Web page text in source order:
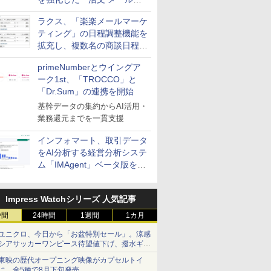
送信防止アドインサービス」
を提供
ラクス、「楽楽メールマーケ
ティング」の日程調整機能を
拡充し、複数名の商談日程調
整を効率化
primeNumberとウイングア
ーク1st、「TROCCO」と
「Dr.Sum」の連携を開始
基幹データの集約からAI活用・
業務還元までを一貫支援
インフォマート、取引データ
をAI分析する経営分析システ
ム「IMAgent」ベータ版を提
Impress Watchシリーズ 人気記事
24時間 1週間 1カ月
ニクロ、今日から「お盆特別セール」。涼感
アサッカーワンピース待望値下げ、撥水ギア
ョーツは1990円に
映の歴代オープニング映像がカプセルトイ